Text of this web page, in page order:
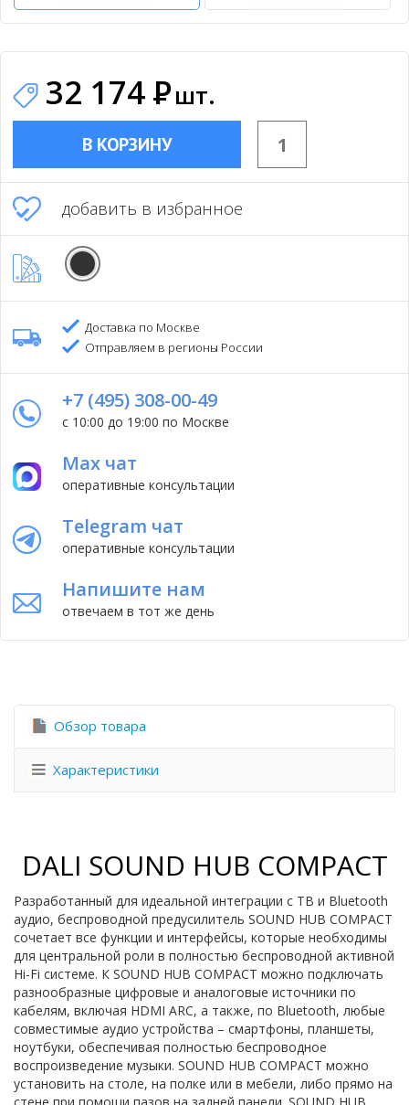
32 174Ршт.
В КОРЗИНУ
добавить в избранное
Доставка по Москве
Отправляем в регионы России
+7 (495) 308-00-49
с 10:00 до 19:00 по Москве
Max чат
оперативные консультации
Telegram чат
оперативные консультации
Напишите нам
отвечаем в тот же день
Обзор товара
Характеристики
DALI SOUND HUB COMPACT
Разработанный для идеальной интеграции с ТВ и Bluetooth
аудио, беспроводной предусилитель SOUND HUB COMPACT
сочетает все функции и интерфейсы, которые необходимы
для центральной роли в полностью беспроводной активной
Hi-Fi системе. К SOUND HUB COMPACT можно подключать
разнообразные цифровые и аналоговые источники по
кабелям, включая HDMI ARC, а также, по Bluetooth, любые
совместимые аудио устройства – смартфоны, планшеты,
ноутбуки, обеспечивая полностью беспроводное
воспроизведение музыки. SOUND HUB COMPACT можно
установить на столе, на полке или в мебели, либо прямо на
стене при помощи пазов на задней панели. SOUND HUB